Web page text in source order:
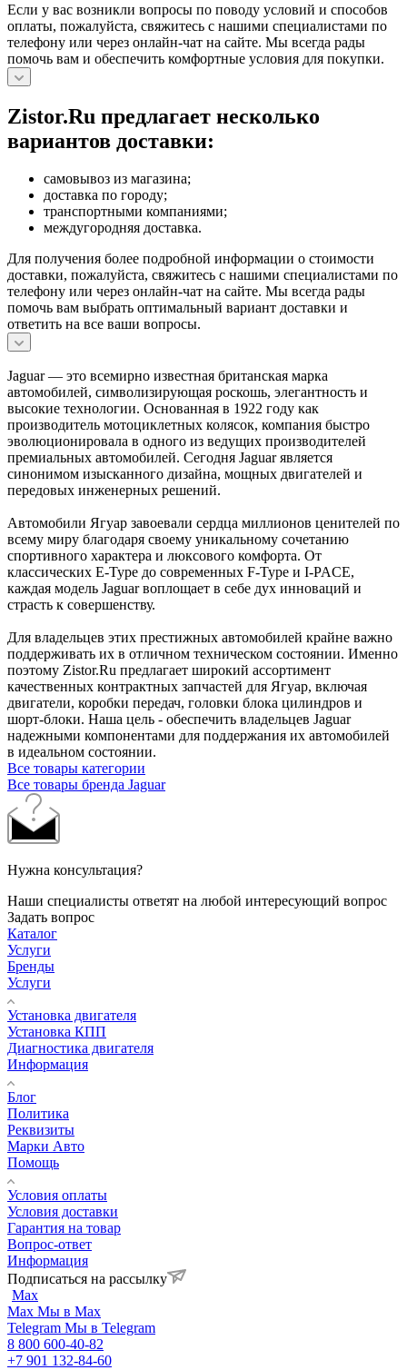
Если у вас возникли вопросы по поводу условий и способов
оплаты, пожалуйста, свяжитесь с нашими специалистами по
телефону или через онлайн-чат на сайте. Мы всегда рады
помочь вам и обеспечить комфортные условия для покупки.
Zistor.Ru предлагает несколько
вариантов доставки:
самовывоз из магазина;
доставка по городу;
транспортными компаниями;
междугородняя доставка.
Для получения более подробной информации о стоимости
доставки, пожалуйста, свяжитесь с нашими специалистами по
телефону или через онлайн-чат на сайте. Мы всегда рады
помочь вам выбрать оптимальный вариант доставки и
ответить на все ваши вопросы.
Jaguar — это всемирно известная британская марка
автомобилей, символизирующая роскошь, элегантность и
высокие технологии. Основанная в 1922 году как
производитель мотоциклетных колясок, компания быстро
эволюционировала в одного из ведущих производителей
премиальных автомобилей. Сегодня Jaguar является
синонимом изысканного дизайна, мощных двигателей и
передовых инженерных решений.
Автомобили Ягуар завоевали сердца миллионов ценителей по
всему миру благодаря своему уникальному сочетанию
спортивного характера и люксового комфорта. От
классических E-Type до современных F-Type и I-PACE,
каждая модель Jaguar воплощает в себе дух инноваций и
страсть к совершенству.
Для владельцев этих престижных автомобилей крайне важно
поддерживать их в отличном техническом состоянии. Именно
поэтому Zistor.Ru предлагает широкий ассортимент
качественных контрактных запчастей для Ягуар, включая
двигатели, коробки передач, головки блока цилиндров и
шорт-блоки. Наша цель - обеспечить владельцев Jaguar
надежными компонентами для поддержания их автомобилей
в идеальном состоянии.
Все товары категории
Все товары бренда Jaguar
Нужна консультация?
Наши специалисты ответят на любой интересующий вопрос
Задать вопрос
Каталог
Услуги
Бренды
Услуги
Установка двигателя
Установка КПП
Диагностика двигателя
Информация
Блог
Политика
Реквизиты
Марки Авто
Помощь
Условия оплаты
Условия доставки
Гарантия на товар
Вопрос-ответ
Информация
Подписаться на рассылку
Max
Max Мы в Max
Telegram Мы в Telegram
8 800 600-40-82
+7 901 132-84-60